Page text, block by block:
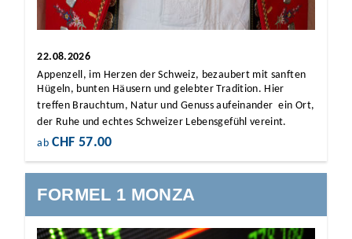
22.08.2026
Appenzell, im Herzen der Schweiz, bezaubert mit sanften
Hügeln, bunten Häusern und gelebter Tradition. Hier
treffen Brauchtum, Natur und Genuss aufeinander  ein Ort,
der Ruhe und echtes Schweizer Lebensgefühl vereint.
ab CHF 57.00
FORMEL 1 MONZA